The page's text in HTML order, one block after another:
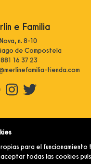
e Familia
n. 8-10
de Compostela
16 37 23
tienda.com
e Familia.
para el
todas las cookies